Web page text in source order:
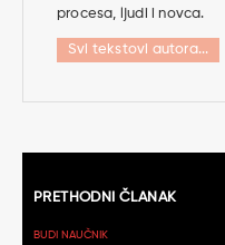
procesa, ljudi i novca.
Svi tekstovi autora...
članaka
PRETHODNI ČLANAK
BUDI NAUČNIK